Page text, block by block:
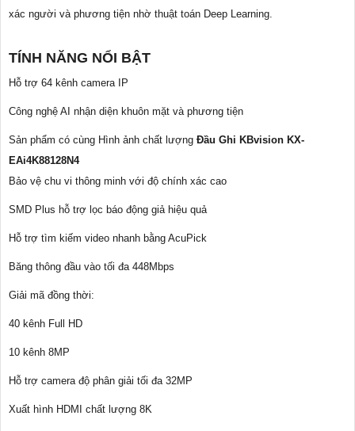
xác người và phương tiện nhờ thuật toán Deep Learning.
TÍNH NĂNG NỔI BẬT
Hỗ trợ 64 kênh camera IP
Công nghệ AI nhận diện khuôn mặt và phương tiện
Sản phẩm có cùng Hình ảnh chất lượng Đầu Ghi KBvision KX-
EAi4K88128N4
Bảo vệ chu vi thông minh với độ chính xác cao
SMD Plus hỗ trợ lọc báo động giả hiệu quả
Hỗ trợ tìm kiếm video nhanh bằng AcuPick
Băng thông đầu vào tối đa 448Mbps
Giải mã đồng thời:
40 kênh Full HD
10 kênh 8MP
Hỗ trợ camera độ phân giải tối đa 32MP
Xuất hình HDMI chất lượng 8K